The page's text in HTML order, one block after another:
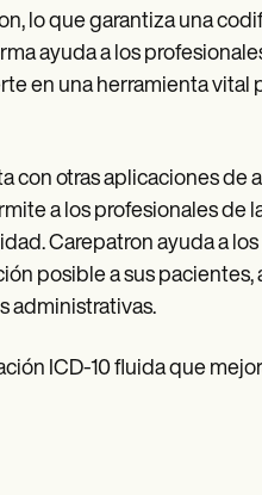
lo que garantiza una
ayuda a los
en una herramienta vital
con otras aplicaciones de
a los profesionales de
Carepatron ayuda a
posible a sus
administrativas.
ICD-10 fluida que